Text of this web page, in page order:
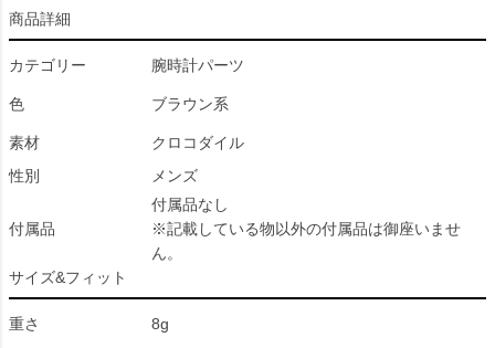
商品詳細
カテゴリー 腕時計パーツ
色 ブラウン系
素材
クロコダイル
性別
メンズ
付属品
付属品なし
※記載している物以外の付属品は御座いませ
ん。
サイズ&フィット
重さ
8g